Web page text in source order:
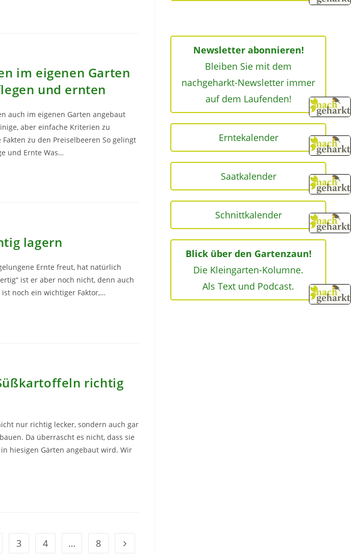
im eigenen Garten
und ernten
auch im eigenen Garten angebaut
aber einfache Kriterien zu
zu den Preiselbeeren So gelingt
und Ernte Was…
lagern
Ernte freut, hat natürlich
ist er aber noch nicht, denn auch
noch ein wichtiger Faktor,…
richtig
nur richtig lecker, sondern auch gar
Da überrascht es nicht, dass sie
hiesigen Gärten angebaut wird. Wir
3 4 … 8 Geh zur Option
Newsletter abonnieren!
Bleiben Sie mit dem
nachgeharkt-Newsletter immer
auf dem Laufenden!
Erntekalender
Saatkalender
Schnittkalender
Blick über den Gartenzaun!
Die Kleingarten-Kolumne.
Als Text und Podcast.